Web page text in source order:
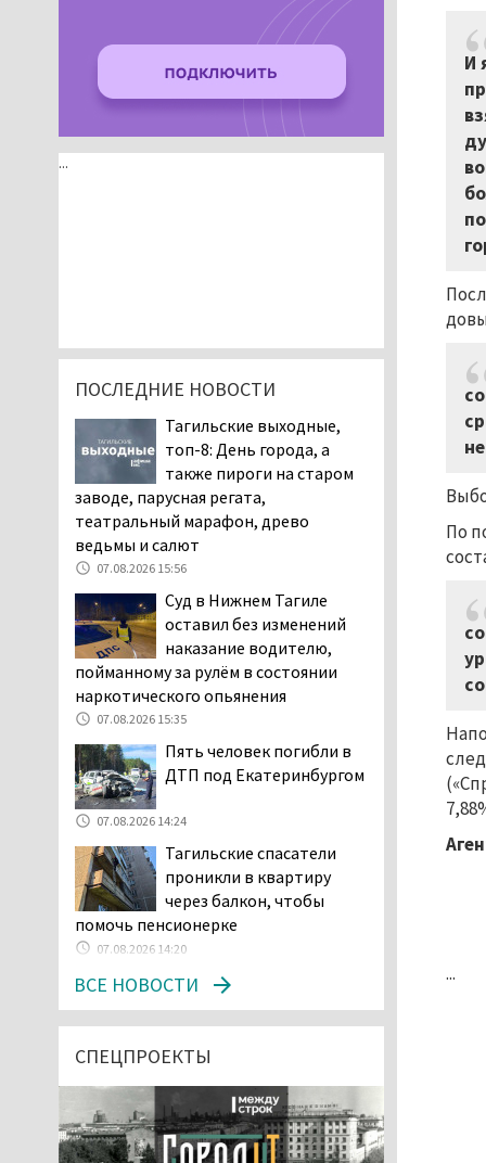
И
По
...
...
ПОСЛЕДНИЕ НОВОСТИ
Тагильские выходные,
топ-8: День города, а
также пироги на старом
заводе, парусная регата,
театральный марафон, древо
ведьмы и салют
07.08.2026 15:56
Суд в Нижнем Тагиле
оставил без изменений
наказание водителю,
пойманному за рулём в состоянии
наркотического опьянения
07.08.2026 15:35
Пять человек погибли в
ДТП под Екатеринбургом
07.08.2026 14:24
Тагильские спасатели
проникли в квартиру
через балкон, чтобы
помочь пенсионерке
07.08.2026 14:20
В Красноуральске хитрый
перевёрнутым номером,
чтобы обмануть камеры, но зоркие
07.08.2026 13:34
Сотрудница ПВЗ в
Нижнем Тагиле украла
ВСЕ НОВОСТИ
СПЕЦПРОЕКТЫ